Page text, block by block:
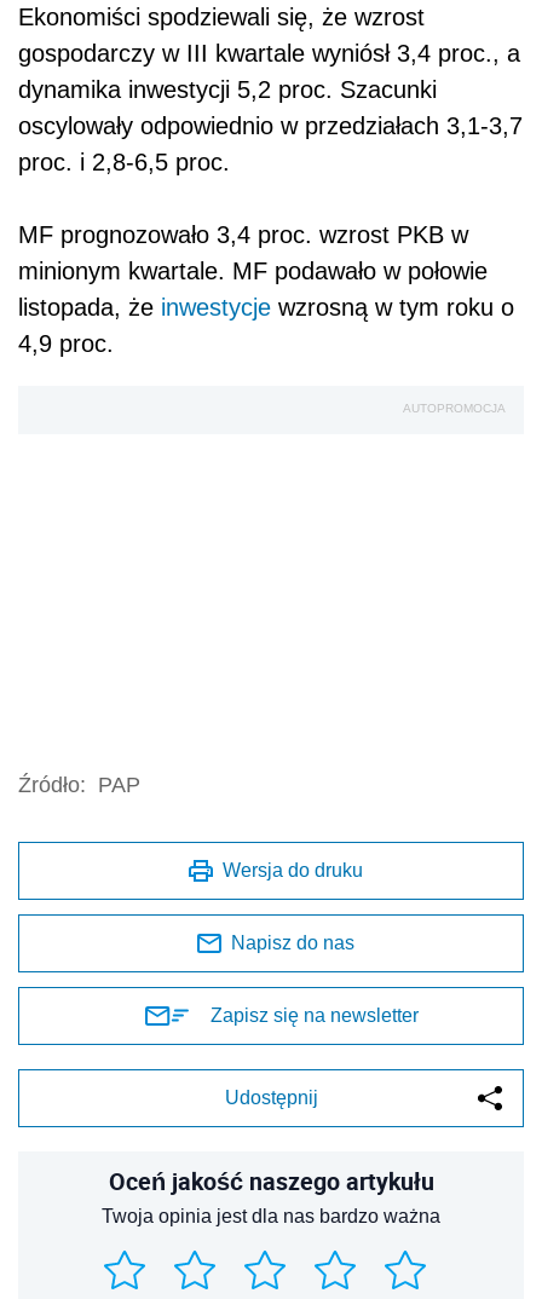
Ekonomiści spodziewali się, że wzrost
gospodarczy w III kwartale wyniósł 3,4 proc., a
dynamika inwestycji 5,2 proc. Szacunki
oscylowały odpowiednio w przedziałach 3,1-3,7
proc. i 2,8-6,5 proc.
MF prognozowało 3,4 proc. wzrost PKB w
minionym kwartale. MF podawało w połowie
listopada, że inwestycje wzrosną w tym roku o
4,9 proc.
AUTOPROMOCJA
Źródło: PAP
Wersja do druku
Napisz do nas
Zapisz się na newsletter
Udostępnij
Oceń jakość naszego artykułu
Twoja opinia jest dla nas bardzo ważna